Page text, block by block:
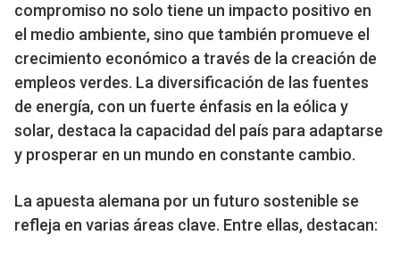
compromiso no solo tiene un impacto positivo en
el medio ambiente, sino que también promueve el
crecimiento económico a través de la creación de
empleos verdes. La diversificación de las fuentes
de energía, con un fuerte énfasis en la eólica y
solar, destaca la capacidad del país para adaptarse
y prosperar en un mundo en constante cambio.
La apuesta alemana por un futuro sostenible se
refleja en varias áreas clave. Entre ellas, destacan: